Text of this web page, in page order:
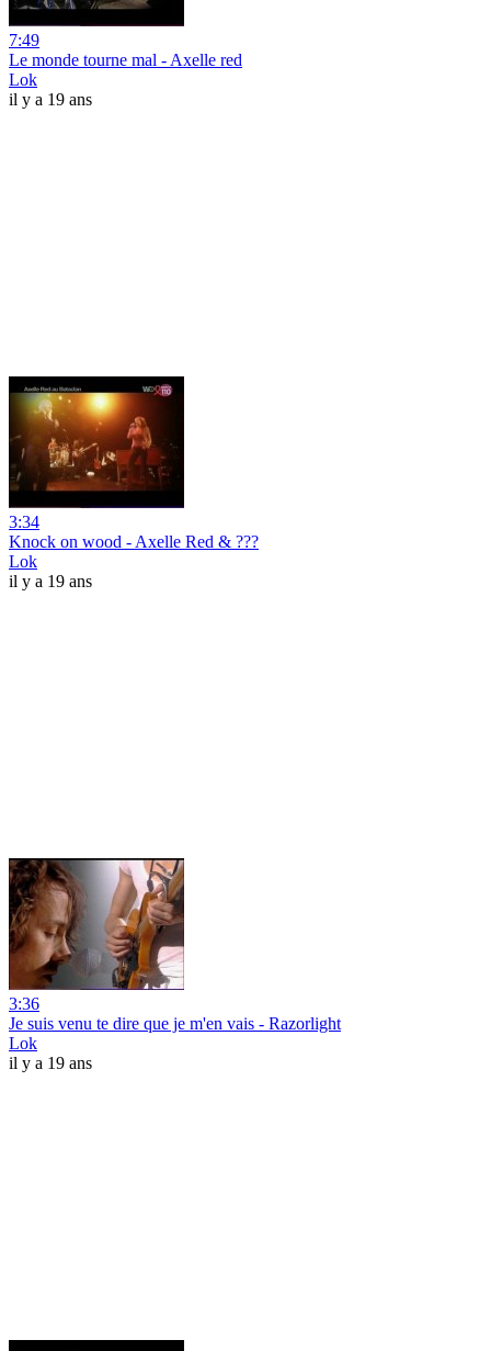
7:49
Le monde tourne mal - Axelle red
Lok
il y a 19 ans
3:34
Knock on wood - Axelle Red & ???
Lok
il y a 19 ans
3:36
Je suis venu te dire que je m'en vais - Razorlight
Lok
il y a 19 ans